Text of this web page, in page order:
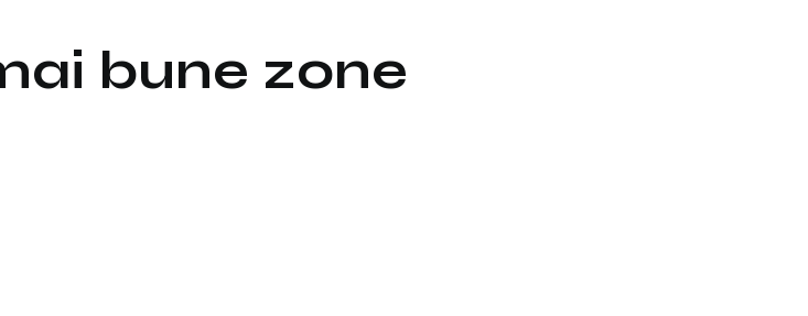
bune zone